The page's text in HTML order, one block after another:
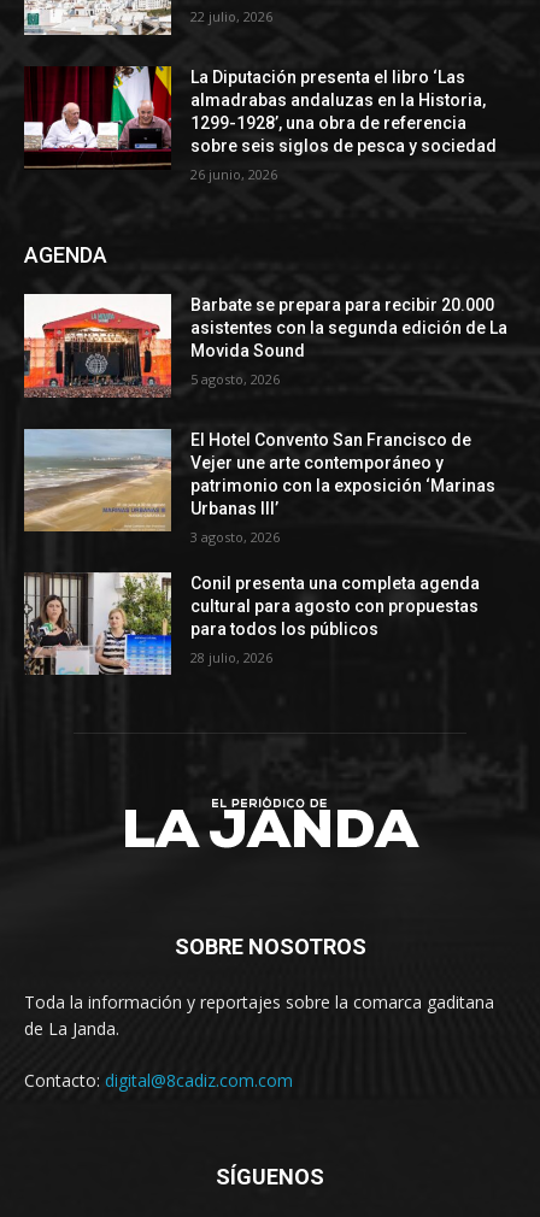
22 julio, 2026
La Diputación presenta el libro ‘Las
almadrabas andaluzas en la Historia,
1299-1928’, una obra de referencia
sobre seis siglos de pesca y sociedad
26 junio, 2026
AGENDA
Barbate se prepara para recibir 20.000
asistentes con la segunda edición de La
Movida Sound
5 agosto, 2026
El Hotel Convento San Francisco de
Vejer une arte contemporáneo y
patrimonio con la exposición ‘Marinas
Urbanas III’
3 agosto, 2026
Conil presenta una completa agenda
cultural para agosto con propuestas
para todos los públicos
28 julio, 2026
SOBRE NOSOTROS
Toda la información y reportajes sobre la comarca gaditana
de La Janda.
Contacto: digital@8cadiz.com.com
SÍGUENOS